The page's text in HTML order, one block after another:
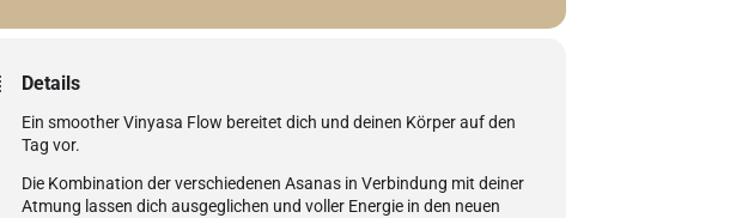
Details
Ein smoother Vinyasa Flow bereitet dich und deinen Körper auf den
Tag vor.
Die Kombination der verschiedenen Asanas in Verbindung mit deiner
Atmung lassen dich ausgeglichen und voller Energie in den neuen